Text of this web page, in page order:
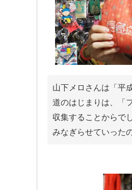
山下メロさんは「平
道のはじまりは、「
収集することからで
みなぎらせていった